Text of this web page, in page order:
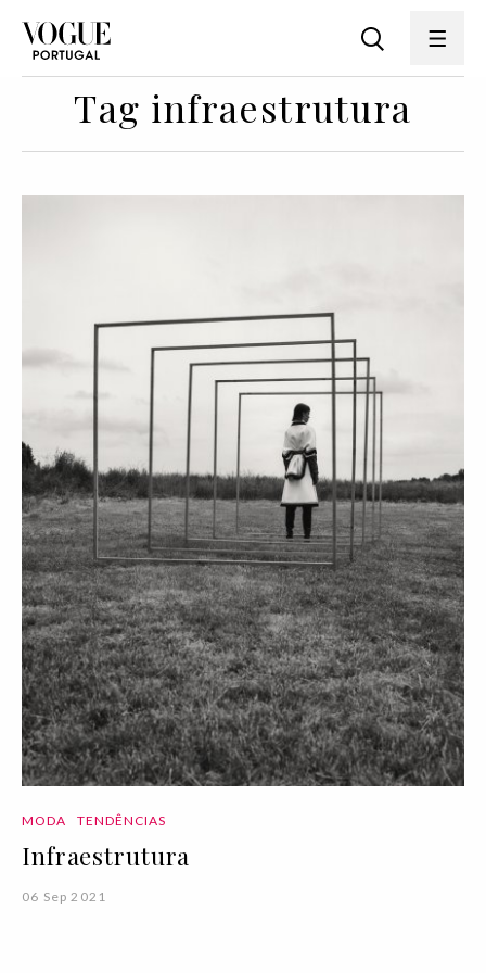
Tag infraestrutura
MODA TENDÊNCIAS
Infraestrutura
06 Sep 2021